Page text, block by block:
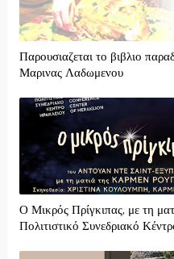
Παρουσιαζεται το βιβλιο
Μαρινας Λαδωμενου
Ο Μικρός Πρίγκιπας, με τη
Πολιτιστικό Συνεδριακό